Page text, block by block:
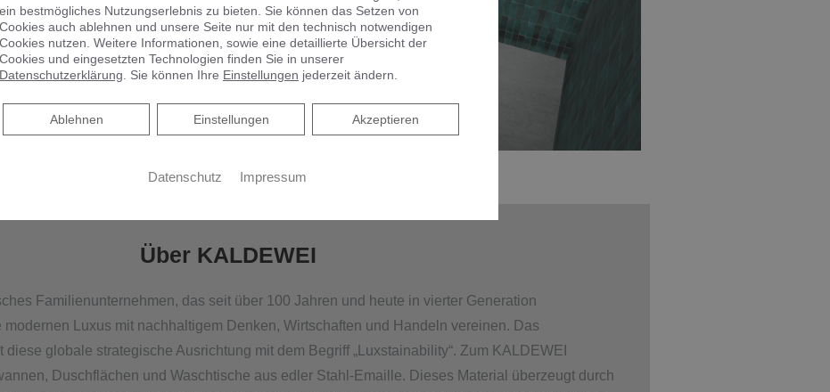
Über KALDEWEI
Familienunternehmen, das seit über 100 Jahren und heute in vierter Generation
modernen Luxus mit nachhaltigem Denken, Wirtschaften und Handeln vereinen. Das
globale strategische Ausrichtung mit dem Begriff „Luxstainability“. Zum KALDEWEI
Duschflächen und Waschtische aus edler Stahl-Emaille. Dieses Material überzeugt durch
ein bestmögliches Nutzungserlebnis zu bieten. Sie können das Setzen von
Cookies auch ablehnen und unsere Seite nur mit den technisch notwendigen
Cookies nutzen. Weitere Informationen, sowie eine detaillierte Übersicht der
Cookies und eingesetzten Technologien finden Sie in unserer
Datenschutzerklärung . Sie können Ihre Einstellungen jederzeit ändern.
Akzeptieren
Einstellungen
Ablehnen
Ablehnen
Datenschutz Impressum